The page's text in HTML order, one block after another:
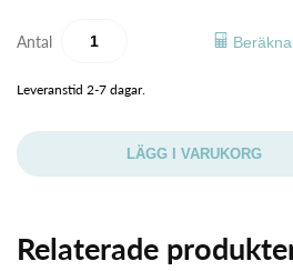
Antal
Leveranstid 2-7 dagar.
LÄGG I VARUKORG
Relaterade